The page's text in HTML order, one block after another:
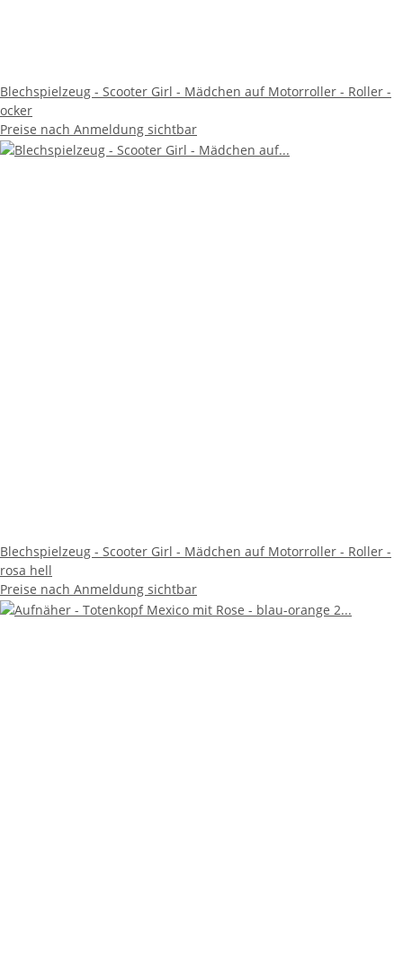
Blechspielzeug - Scooter Girl - Mädchen auf Motorroller - Roller -
ocker
Preise nach Anmeldung sichtbar
Blechspielzeug - Scooter Girl - Mädchen auf Motorroller - Roller -
rosa hell
Preise nach Anmeldung sichtbar